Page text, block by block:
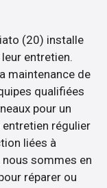
(20) installe
entretien.
maintenance de
qualifiées
pour un
régulier
liées à
nous sommes en
réparer ou